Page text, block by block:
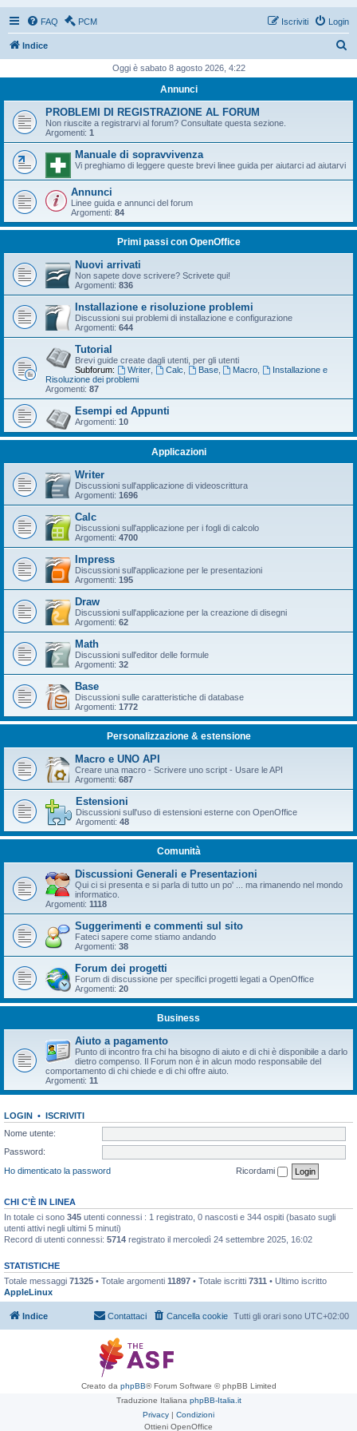
FAQ PCM Login
Iscriviti
Indice
c
Oggi è sabato 8 agosto 2026, 4:22
Annunci
PROBLEMI DI REGISTRAZIONE AL FORUM
Non riuscite a registrarvi al forum? Consultate questa sezione.
Argomenti: 1
Manuale di sopravvivenza
Vi preghiamo di leggere queste brevi linee guida per aiutarci ad aiutarvi
Annunci
Linee guida e annunci del forum
Argomenti: 84
Primi passi con OpenOffice
Nuovi arrivati
Non sapete dove scrivere? Scrivete qui!
Argomenti: 836
Installazione e risoluzione problemi
Discussioni sui problemi di installazione e configurazione
Argomenti: 644
Tutorial
Brevi guide create dagli utenti, per gli utenti
Subforum:
Writer, Calc Base, Macro
Installazione e
Risoluzione dei problemi
Argomenti: 87
Esempi ed Appunti
Argomenti: 10
Applicazioni
Writer
Discussioni sull'applicazione di videoscrittura
Argomenti: 1696
Calc
Discussioni sull'applicazione per i fogli di calcolo
Argomenti: 4700
Impress
Discussioni sull'applicazione per le presentazioni
Argomenti: 195
Draw
Discussioni sull'applicazione per la creazione di disegni
Argomenti: 62
Math
Discussioni sull'editor delle formule
Argomenti: 32
Base
Discussioni sulle caratteristiche di database
Argomenti: 1772
Personalizzazione & estensione
Macro e UNO API
Creare una macro - Scrivere uno script - Usare le API
Argomenti: 687
Estensioni
Discussioni sull'uso di estensioni esterne con OpenOffice
Argomenti: 48
Comunità
Discussioni Generali e Presentazioni
Qui ci si presenta e si parla di tutto un po' ... ma rimanendo nel mondo
informatico.
Argomenti: 1118
Suggerimenti e commenti sul sito
Fateci sapere come stiamo andando
Argomenti: 38
Forum dei progetti
Forum di discussione per specifici progetti legati a OpenOffice
Argomenti: 20
Business
Aiuto a pagamento
Punto di incontro fra chi ha bisogno di aiuto e di chi è disponibile a darlo
dietro compenso. Il Forum non è in alcun modo responsabile del
comportamento di chi chiede e di chi offre aiuto.
Argomenti: 11
LOGIN • ISCRIVITI
Nome utente:
Password:
Ho dimenticato la password
Ricordami
CHI C’È IN LINEA
In totale ci sono 345 utenti connessi : 1 registrato, 0 nascosti e 344 ospiti (basato sugli
utenti attivi negli ultimi 5 minuti)
Record di utenti connessi: 5714 registrato il mercoledì 24 settembre 2025, 16:02
STATISTICHE
Totale messaggi 71325 • Totale argomenti 11897 • Totale iscritti 7311 • Ultimo iscritto
AppleLinux
Indice Tutti gli orari sono UTC+02:00
Cancella cookie
Contattaci
Creato da phpBB® Forum Software © phpBB Limited
Traduzione Italiana phpBB-Italia.it
Privacy | Condizioni
Ottieni OpenOffice